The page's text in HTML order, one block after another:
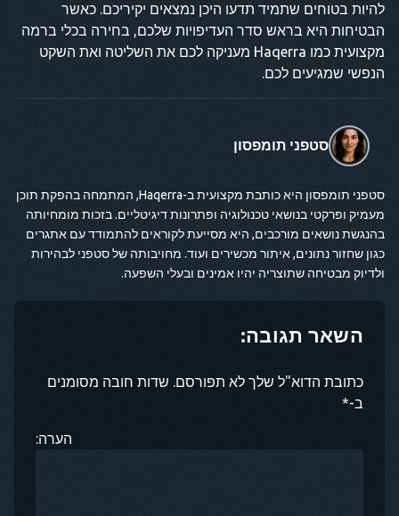
להיות בטוחים שתמיד תדעו היכן נמצאים יקיריכם. כאשר
הבטיחות היא בראש סדר העדיפויות שלכם, בחירה בכלי ברמה
מקצועית כמו Haqerra מעניקה לכם את השליטה ואת השקט
הנפשי שמגיעים לכם.
סטפני תומפסון
סטפני תומפסון היא כותבת מקצועית ב-Haqerra, המתמחה בהפקת תוכן
מעמיק ופרקטי בנושאי טכנולוגיה ופתרונות דיגיטליים. בזכות מומחיותה
בהנגשת נושאים מורכבים, היא מסייעת לקוראים להתמודד עם אתגרים
כגון שחזור נתונים, איתור מכשירים ועוד. מחויבותה של סטפני לבהירות
ולדיוק מבטיחה שתוצריה יהיו אמינים ובעלי השפעה.
השאר תגובה:
כתובת הדוא"ל שלך לא תפורסם. שדות חובה מסומנים
ב-*
הערה: